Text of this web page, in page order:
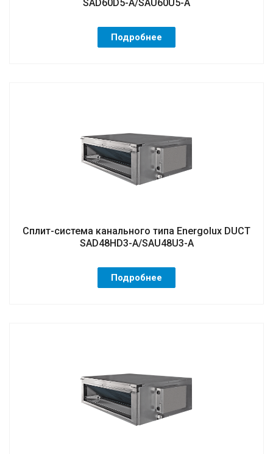
SAD60D5-A/SAU60U5-A
Подробнее
Сплит-система канального типа Energolux DUCT
SAD48HD3-A/SAU48U3-A
Подробнее